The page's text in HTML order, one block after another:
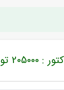
تومان